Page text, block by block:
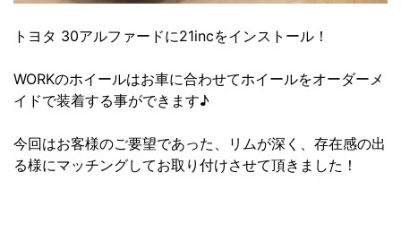
トヨタ 30アルファードに21incをインストール！
WORKのホイールはお車に合わせてホイールをオーダーメ
イドで装着する事ができます♪
今回はお客様のご要望であった、リムが深く、存在感の出
る様にマッチングしてお取り付けさせて頂きました！